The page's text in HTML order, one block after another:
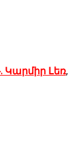
Կարմիր Լեռ,